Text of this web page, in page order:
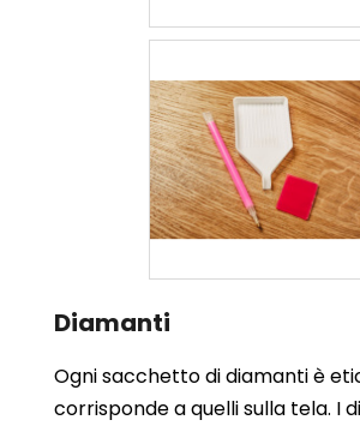
Diamanti
Ogni sacchetto di diamanti è
corrisponde a quelli sulla tela. I